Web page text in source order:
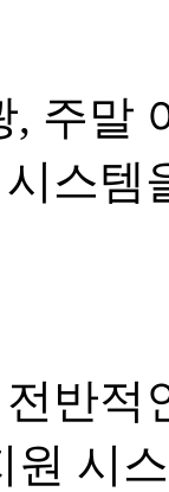
, 주말
스템
반적
원 시